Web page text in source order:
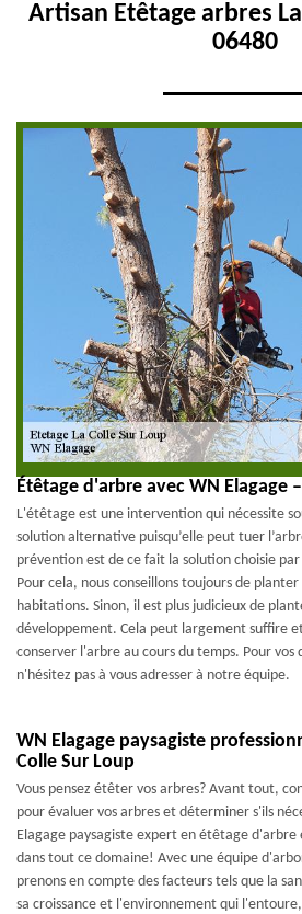
Artisan Etêtage arbres
06480
Étêtage d'arbre avec WN Elagage
L'étêtage est une intervention qui nécessite
solution alternative puisqu’elle peut tuer
prévention est de ce fait la solution choisie
Pour cela, nous conseillons toujours de
habitations. Sinon, il est plus judicieux de
développement. Cela peut largement suffire
conserver l'arbre au cours du temps. Pour vos
n'hésitez pas à vous adresser à notre équipe.
WN Elagage paysagiste
Colle Sur Loup
Vous pensez étêter vos arbres? Avant tout,
pour évaluer vos arbres et déterminer s'ils
Elagage paysagiste expert en étêtage d'arbre
dans tout ce domaine! Avec une équipe
prenons en compte des facteurs tels que la
sa croissance et l'environnement qui